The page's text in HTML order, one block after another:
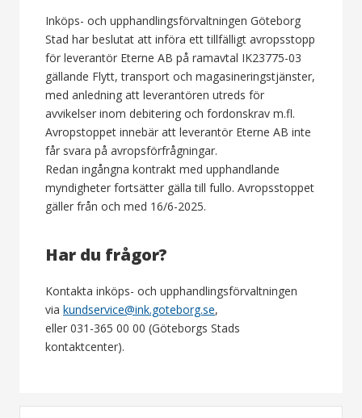
Inköps- och upphandlingsförvaltningen Göteborg
Stad har beslutat att införa ett tillfälligt avropsstopp
för leverantör Eterne AB på ramavtal IK23775-03
gällande Flytt, transport och magasineringstjänster,
med anledning att leverantören utreds för
avvikelser inom debitering och fordonskrav m.fl.
Avropstoppet innebär att leverantör Eterne AB inte
får svara på avropsförfrågningar.
Redan ingångna kontrakt med upphandlande
myndigheter fortsätter gälla till fullo. Avropsstoppet
gäller från och med 16/6-2025.
Har du frågor?
Kontakta inköps- och upphandlingsförvaltningen
via kundservice@ink.goteborg.se,
eller 031-365 00 00 (Göteborgs Stads
kontaktcenter).